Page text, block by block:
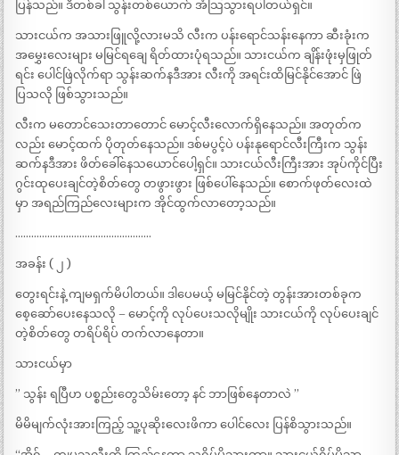
ပြန်သည်။ ဒီတစ်ခါ သွန်းတစ်ယောက် အံသြသွားရပါတယ်ရှင်။
သားငယ်က အသားဖြူလို့လားမသိ လီးက ပန်းရောင်သန်းနေကာ ဆီးခုံးက
အမွှေးလေးများ မမြင်ရချေ ရိတ်ထားပုံရသည်။ သားငယ်က ချိန်းဖုံးမှဖြုတ်
ရင်း ပေါင်ဖြဲလိုက်ရာ သွန်းဆက်နဒီအား လီးကို အရင်းထိမြင်နိုင်အောင် ဖြဲ
ပြသလို ဖြစ်သွားသည်။
လီးက မတောင်သေးတာတောင် မောင့်လီးလောက်ရှိနေသည်။ အတုတ်က
လည်း မောင့်ထက် ပိုတုတ်နေသည်။ ဒစ်မပွင့်ပဲ ပန်းနုရောင်လီးကြီးက သွန်း
ဆက်နဒီအား ဖိတ်ခေါ်နေသယောင်ပေါ့ရှင်။ သားငယ်လီးကြီးအား အုပ်ကိုင်ပြီး
ဂွင်းထုပေးချင်တဲ့စိတ်တွေ တဖွားဖွား ဖြစ်ပေါ်နေသည်။ စောက်ဖုတ်လေးထဲ
မှာ အရည်ကြည်လေးများက အိုင်ထွက်လာတော့သည်။
……………………………………………
အခန်း ( ၂ )
တွေးရင်းနဲ့ ကျမရှက်မိပါတယ်။ ဒါပေမယ့် မမြင်နိုင်တဲ့ တွန်းအားတစ်ခုက
စေ့ဆော်ပေးနေသလို – မောင့်ကို လုပ်ပေးသလိုမျိုး သားငယ်ကို လုပ်ပေးချင်
တဲ့စိတ်တွေ တရိပ်ရိပ် တက်လာနေတာ။
သားငယ်မှာ
” သွန်း ရပြီဟ ပစ္စည်းတွေသိမ်းတော့ နင် ဘာဖြစ်နေတာလဲ ”
မိမိမျက်လုံးအားကြည့် သူ့ပုဆိုးလေးဖိကာ ပေါင်လေး ပြန်စိသွားသည်။